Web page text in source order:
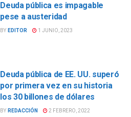
Deuda pública es impagable
pese a austeridad
BY EDITOR 1 JUNIO, 2023
Deuda pública de EE. UU. superó
por primera vez en su historia
los 30 billones de dólares
BY REDACCIÓN 2 FEBRERO, 2022